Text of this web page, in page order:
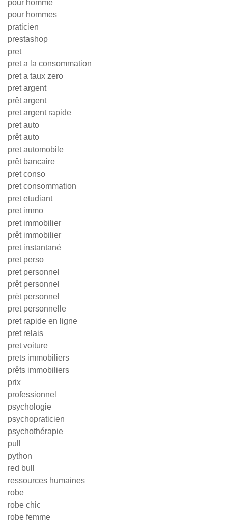
pour homme
pour hommes
praticien
prestashop
pret
pret a la consommation
pret a taux zero
pret argent
prêt argent
pret argent rapide
pret auto
prêt auto
pret automobile
prêt bancaire
pret conso
pret consommation
pret etudiant
pret immo
pret immobilier
prêt immobilier
pret instantané
pret perso
pret personnel
prêt personnel
prèt personnel
pret personnelle
pret rapide en ligne
pret relais
pret voiture
prets immobiliers
prêts immobiliers
prix
professionnel
psychologie
psychopraticien
psychothérapie
pull
python
red bull
ressources humaines
robe
robe chic
robe femme